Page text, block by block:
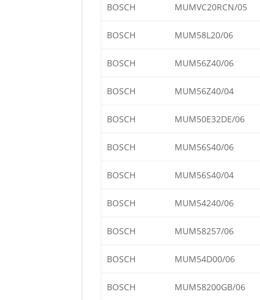
BOSCH MUMVC20RCN/05
BOSCH MUM58L20/06
BOSCH MUM56Z40/06
BOSCH MUM56Z40/04
BOSCH MUM50E32DE/06
BOSCH MUM56S40/06
BOSCH MUM56S40/04
BOSCH MUM54240/06
BOSCH MUM58257/06
BOSCH MUM54D00/06
BOSCH MUM58200GB/06